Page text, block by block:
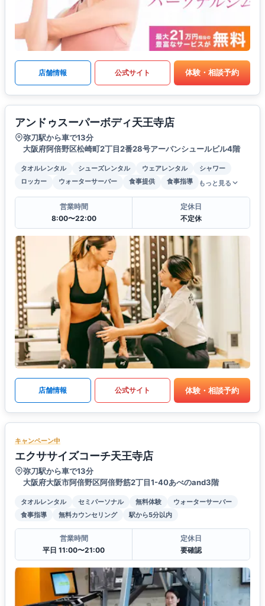
店舗情報 公式サイト 体験・相談予約
アンドゥスーパーボディ天王寺店
弥刀駅から車で13分
大阪府阿倍野区松崎町2丁目2番28号アーバンシュールビル4階
タオルレンタル シューズレンタル ウェアレンタル
シャワー
ロッカー
ウォーターサーバー 食事提供 食事指導 もっと見る
営業時間
8:00〜22:00
定休日
不定休
店舗情報 公式サイト 体験・相談予約
キャンペーン中
エクササイズコーチ天王寺店
弥刀駅から車で13分
大阪府大阪市阿倍野区阿倍野筋2丁目1-40あべのand3階
タオルレンタル セミパーソナル 無料体験
ウォーターサーバー
食事指導
無料カウンセリング 駅から5分以内
営業時間
平日 11:00〜21:00
定休日
要確認